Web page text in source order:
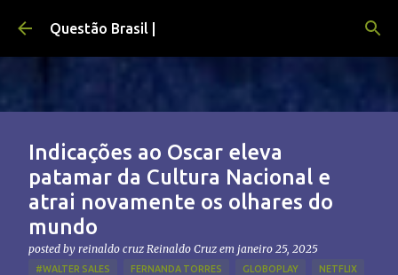
Pular para o conteúdo principal
Questão Brasil |
Indicações ao Oscar eleva
patamar da Cultura Nacional e
atrai novamente os olhares do
mundo
posted by reinaldo cruz Reinaldo Cruz em janeiro 25, 2025
#WALTER SALES FERNANDA TORRES GLOBOPLAY NETFLIX